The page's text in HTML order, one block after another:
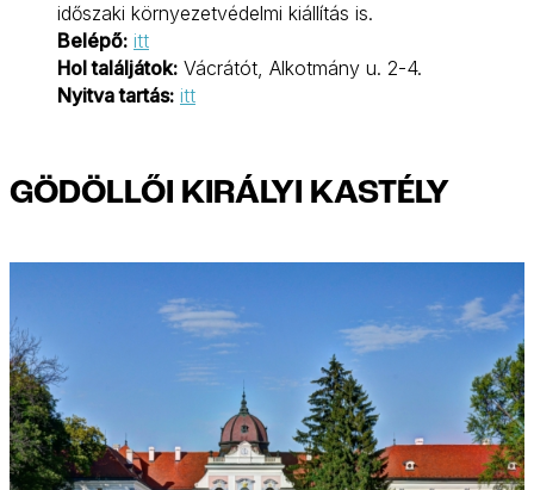
időszaki környezetvédelmi kiállítás is.
Belépő: itt
Hol találjátok: Vácrátót, Alkotmány u. 2-4.
Nyitva tartás: itt
GÖDÖLLŐI KIRÁLYI KASTÉLY